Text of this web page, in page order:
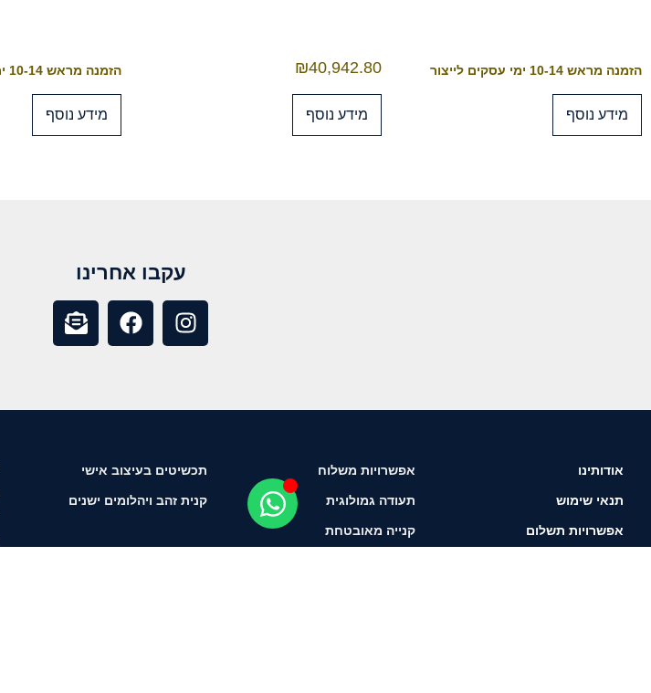
הזמנה מראש 10-14 ימי עסקים לייצור
מידע נוסף
₪40,942.80
מידע נוסף
הזמנה מראש 10-14 ימי עסקים לייצור
מידע נוסף
עקבו אחרינו
אודותינו
תנאי שימוש
אפשרויות תשלום
אפשרויות משלוח
תעודה גמולוגית
קנייה מאובטחת
תכשיטים בעיצוב אישי
קנית זהב ויהלומים ישנים